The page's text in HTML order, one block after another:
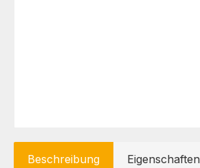
Beschreibung Eigenschaften